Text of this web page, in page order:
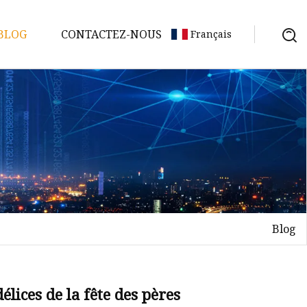
CONTACTEZ-NOUS Français
Blog
de la fête des pères